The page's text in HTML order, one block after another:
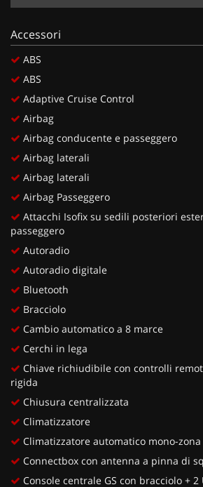
Accessori
ABS
ABS
Adaptive Cruise Control
Airbag
Airbag conducente e passeggero
Airbag laterali
Airbag laterali
Airbag Passeggero
Attacchi Isofix su sedili posteriori
passeggero
Autoradio
Autoradio digitale
Bluetooth
Bracciolo
Cambio automatico a 8 marce
Cerchi in lega
Chiave richiudibile con controlli
rigida
Chiusura centralizzata
Climatizzatore
Climatizzatore automatico mono-zona
Connectbox con antenna a pinna di
Console centrale GS con bracciolo +